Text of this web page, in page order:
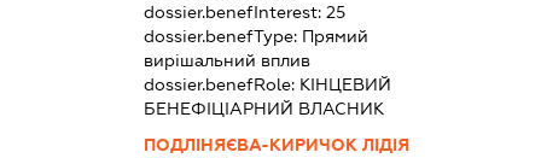
dossier.benefInterest: 25
dossier.benefType: Прямий
вирішальний вплив
dossier.benefRole: КІНЦЕВИЙ
БЕНЕФІЦІАРНИЙ ВЛАСНИК
ПОДЛІНЯЄВА-КИРИЧОК ЛІДІЯ